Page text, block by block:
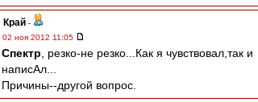
Край -
02 ноя 2012 11:05
Спектр , резко-не резко...Как я чувствовал,так и
написАл...
Причины--другой вопрос.